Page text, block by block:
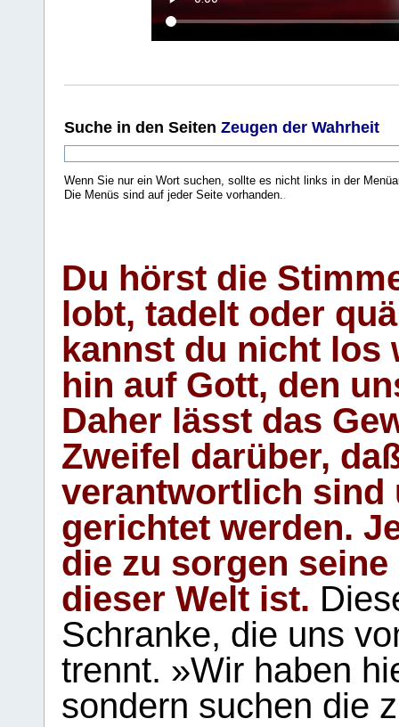
Suche in den Seiten Zeugen der Wahrheit
Wenn Sie nur ein Wort suchen, sollte es nicht links in der
Die Menüs sind auf jeder Seite vorhanden..
Du hörst die
lobt, tadelt oder
kannst du nicht los
hin auf Gott, den
Daher lässt das
Zweifel darüber,
verantwortlich sind
gerichtet werden.
die zu sorgen
dieser Welt ist.
Schranke, die uns
trennt. »Wir haben
sondern suchen die